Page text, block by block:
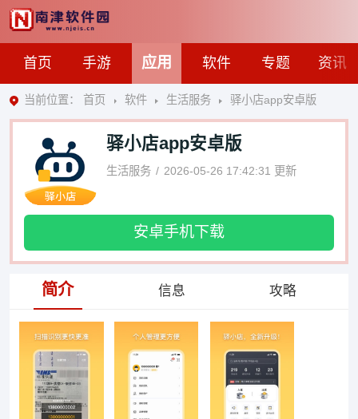
首页 手游 应用 软件 专题 资讯
当前位置： 首页 软件 生活服务 驿小店app安卓版
驿小店app安卓版
生活服务 2026-05-26 17:42:31 更新
安卓手机下载
简介 信息 攻略